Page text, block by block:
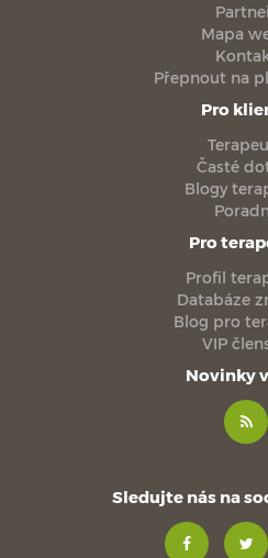
Mapa
Přepnout na
Pro
Časté
Blogy
Pro
Profil
Databáze
Blog pro
VIP
Novinky
Sledujte nás na